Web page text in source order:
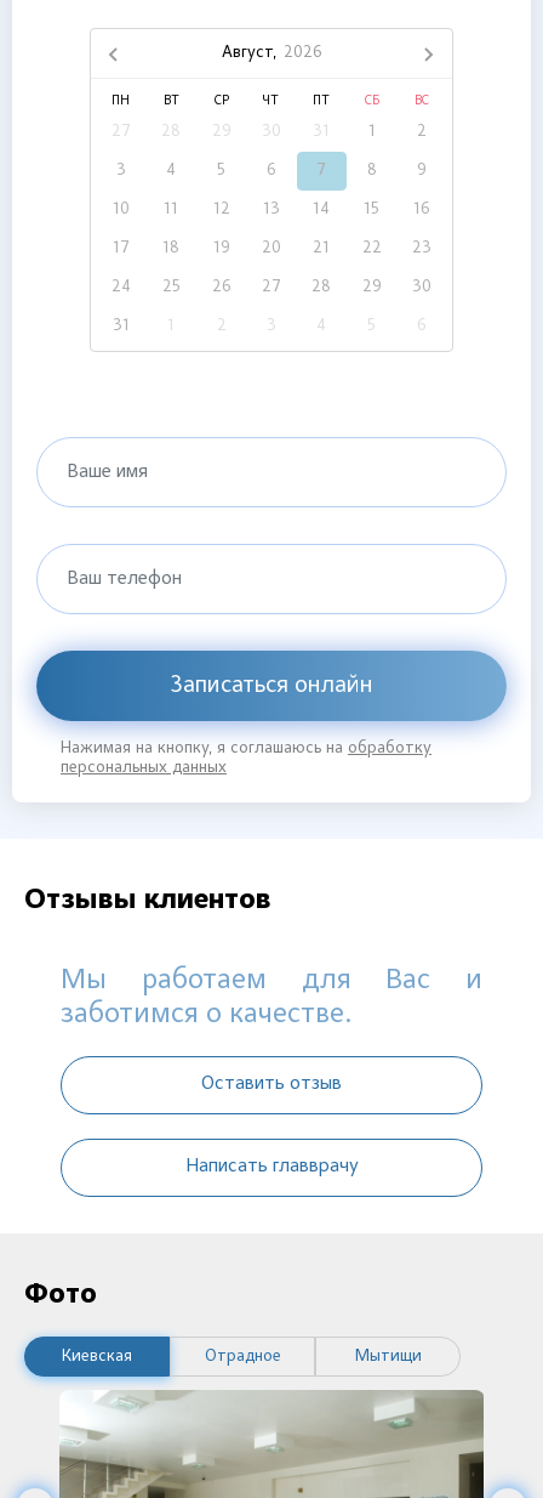
Август, 2026
ПН ВТ СР ЧТ СБ ВС
27 28 29 30 31 1 2
3 4 5 6 7 8 9
10 11 12 13 14 15 16
17 18 19 20 21 22 23
24 25 26 27 28 29 30
31 1 2 3 4 5 6
Ваше имя
Ваш телефон
Записаться онлайн
Нажимая на кнопку, я соглашаюсь на обработку
персональных данных
Отзывы клиентов
Мы работаем для Вас и
заботимся о качестве.
Оставить отзыв
Написать главврачу
Фото
Киевская Отрадное Мытищи